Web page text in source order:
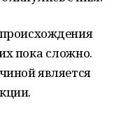
пока сложно.
является